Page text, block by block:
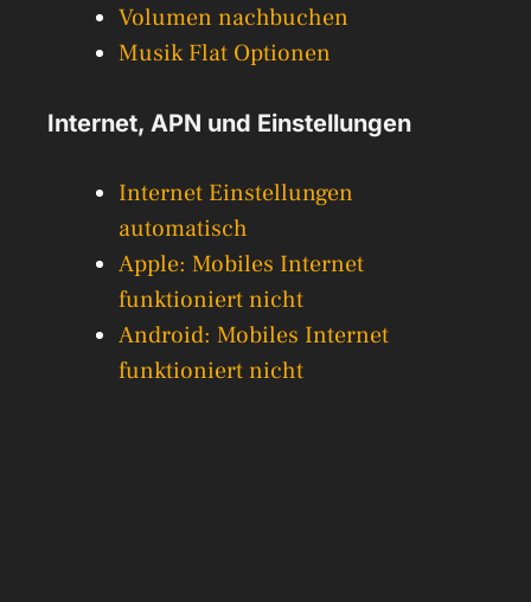
Volumen nachbuchen
Musik Flat Optionen
Internet, APN und Einstellungen
Internet Einstellungen
automatisch
Apple: Mobiles Internet
funktioniert nicht
Android: Mobiles Internet
funktioniert nicht